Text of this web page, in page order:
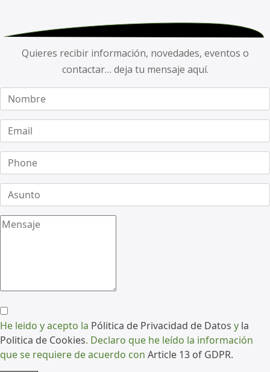
Quieres recibir información, novedades, eventos o
contactar… deja tu mensaje aquí.
He leido y acepto la Pólitica de Privacidad de Datos y la
Politica de Cookies. Declaro que he leído la información
que se requiere de acuerdo con Article 13 of GDPR.